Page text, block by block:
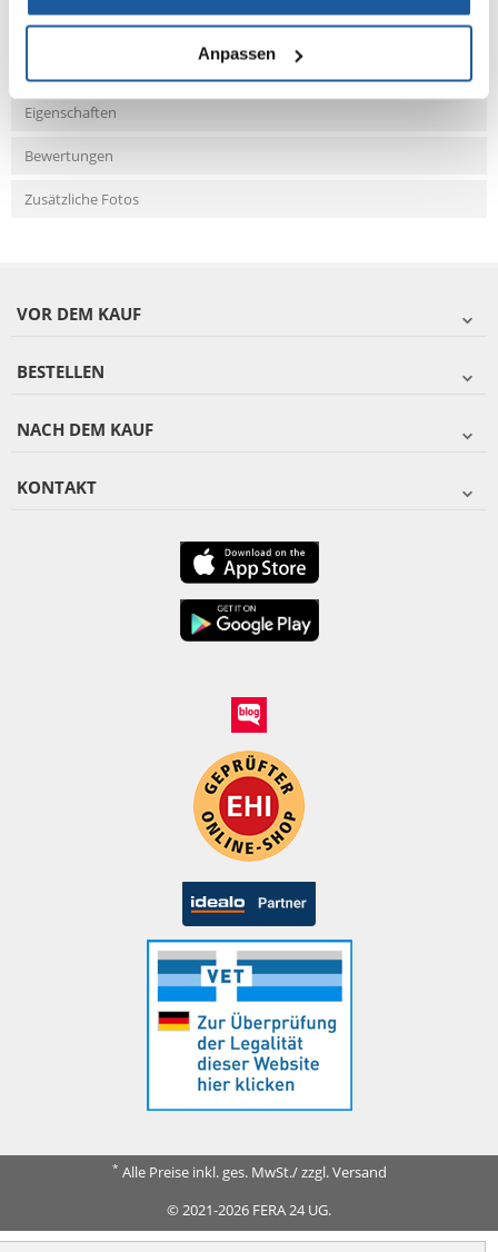
Anpassen
Fragen und Antworten (FAQ)
Eigenschaften
Bewertungen
Zusätzliche Fotos
VOR DEM KAUF
BESTELLEN
NACH DEM KAUF
KONTAKT
* Alle Preise inkl. ges. MwSt./ zzgl. Versand
© 2021-2026 FERA 24 UG.